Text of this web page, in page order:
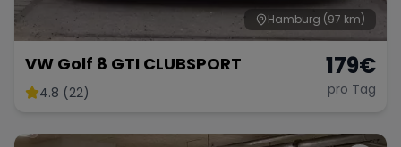
Hamburg (97 km)
VW Golf 8 GTI CLUBSPORT
4.8 (22)
179€
pro Tag